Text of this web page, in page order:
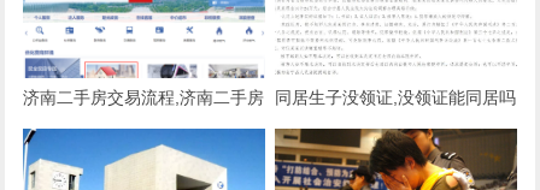
济南二手房交易流程,济南二手房
网
同居生子没领证,没领证能同居吗